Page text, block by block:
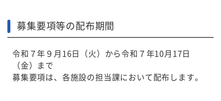
募集要項等の配布期間
令和７年９月16日（火）から令和７年10月17日
（金）まで
募集要項は、各施設の担当課において配布します。